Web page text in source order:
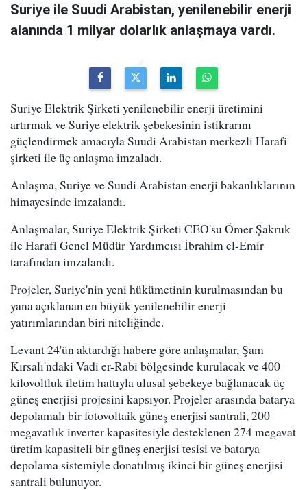
Suriye ile Suudi Arabistan, yenilenebilir enerji
alanında 1 milyar dolarlık anlaşmaya vardı.
Suriye Elektrik Şirketi yenilenebilir enerji üretimini
artırmak ve Suriye elektrik şebekesinin istikrarını
güçlendirmek amacıyla Suudi Arabistan merkezli Harafi
şirketi ile üç anlaşma imzaladı.
Anlaşma, Suriye ve Suudi Arabistan enerji bakanlıklarının
himayesinde imzalandı.
Anlaşmalar, Suriye Elektrik Şirketi CEO'su Ömer Şakruk
ile Harafi Genel Müdür Yardımcısı İbrahim el-Emir
tarafından imzalandı.
Projeler, Suriye'nin yeni hükümetinin kurulmasından bu
yana açıklanan en büyük yenilenebilir enerji
yatırımlarından biri niteliğinde.
Levant 24'ün aktardığı habere göre anlaşmalar, Şam
Kırsalı'ndaki Vadi er-Rabi bölgesinde kurulacak ve 400
kilovoltluk iletim hattıyla ulusal şebekeye bağlanacak üç
güneş enerjisi projesini kapsıyor. Projeler arasında batarya
depolamalı bir fotovoltaik güneş enerjisi santrali, 200
megavatlık inverter kapasitesiyle desteklenen 274 megavat
üretim kapasiteli bir güneş enerjisi tesisi ve batarya
depolama sistemiyle donatılmış ikinci bir güneş enerjisi
santrali bulunuyor.